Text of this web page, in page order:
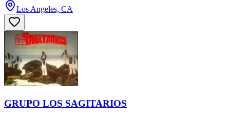
Los Angeles, CA
GRUPO LOS SAGITARIOS